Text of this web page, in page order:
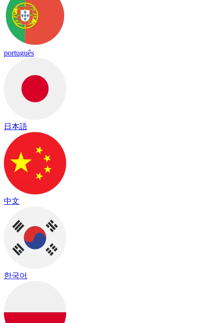
português
日本語
中文
한국어